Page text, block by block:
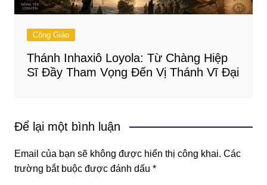
Công Giáo
Thánh Inhaxiô Loyola: Từ Chàng Hiệp
Sĩ Đầy Tham Vọng Đến Vị Thánh Vĩ Đại
Để lại một bình luận
Email của bạn sẽ không được hiển thị công khai. Các
trường bắt buộc được đánh dấu *